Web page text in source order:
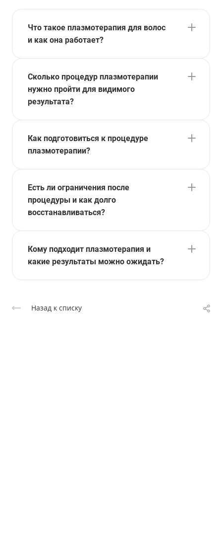
Что такое плазмотерапия для волос
и как она работает?
Сколько процедур плазмотерапии
нужно пройти для видимого
результата?
Как подготовиться к процедуре
плазмотерапии?
Есть ли ограничения после
процедуры и как долго
восстанавливаться?
Кому подходит плазмотерапия и
какие результаты можно ожидать?
Назад к списку